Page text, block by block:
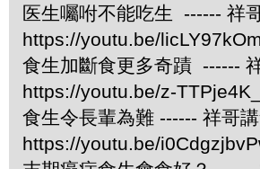
医生囑咐不能吃生 ------ 祥
https://youtu.be/
食生加斷食更多奇蹟 ------
https://youtu.be/z-
食生令長輩為難 ------ 祥哥
https://youtu.be/